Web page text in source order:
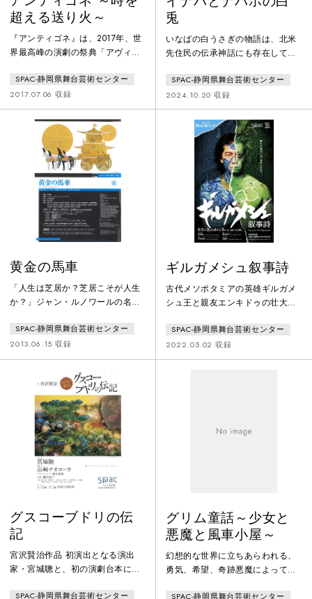
超える送り火～
『アンティゴネ』は、2017年、世
界最高峰の演劇の祭典「アヴィニ
作された。静岡市・駿府城公園で
のプレ公演を経て、客席数約2,000
のメイン会場「アヴィニョン法王
庁中庭」で演劇祭のオープニング
作品として上演。人を善悪に二分
しない王女アンティゴネの思想
に、「死ねばみな仏」という日本
人の死生観を重ねた独創的な演
出、舞台全面に水が張られた装置
や、高さ30mの法王庁の壁面に俳
SPAC-静岡県舞台芸術センター
2017.07.06 収録
兎
いなばの白うさぎの物語は、北米
先住民の伝承神話にも存在してい
人類学者クロード・レヴィ＝スト
ロースによる仮説を、演劇的想像
力で読み解く壮大な祝祭音楽劇。
SPAC-静岡県舞台芸術センター
2024.10.20 収録
黄金の馬車
「人生は芝居か？芝居こそが人生
か？」ジャン・ルノワールの名作
巻！「わからないわ、舞台でも人
生でも、懸命に生きているのに。
舞台だとうまくいくのに、人生だ
と愛するものを壊してしまう。ど
ちらに真実があるの？どこまでが
舞台で、どこからが人生？」主人
公のカミーラはそう呟く。人生は
舞台の上か下か。境目もない現実
の世界で、求める幸せはどんな形
をしているのだろう？山野を揺る
がす打楽器の
SPAC-静岡県舞台芸術センター
2013.06.15 収録
ギルガメシュ叙事詩
古代メソポタミアの英雄ギルガメ
シュ王と親友エンキドゥの壮大な
音楽劇に。世界的人形劇師・沢則
行氏とのタッグで、巨大な森の守
り手フンババが駿府城公園に現れ
ルガメシュ叙事詩』。粘土板にく
SPAC-静岡県舞台芸術センター
2022.05.02 収録
グスコーブドリの伝
記
宮沢賢治作品 初演出となる演出
家・宮城聰と、初の演劇台本に挑
SPAC-静岡県舞台芸術センター
グリム童話～少女と
悪魔と風車小屋～
幻想的な世界に立ちあらわれる、
勇気、希望、奇跡悪魔によって両
SPAC-静岡県舞台芸術センター